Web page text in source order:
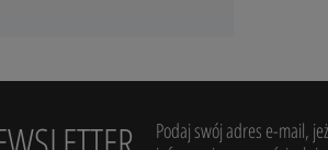
Podaj swój adres e-mail,